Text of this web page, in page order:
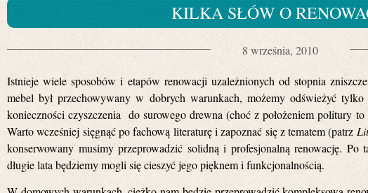
KILKA SŁÓW O
8 września, 2010
Istnieje wiele sposobów i etapów renowacji uzależnionych od stopnia
mebel był przechowywany w dobrych warunkach, możemy odświeżyć
konieczności czyszczenia do surowego drewna (choć z położeniem politury
Warto wcześniej sięgnąć po fachową literaturę i zapoznać się z tematem (patrz
konserwowany musimy przeprowadzić solidną i profesjonalną renowację.
długie lata będziemy mogli się cieszyć jego pięknem i funkcjonalnością.